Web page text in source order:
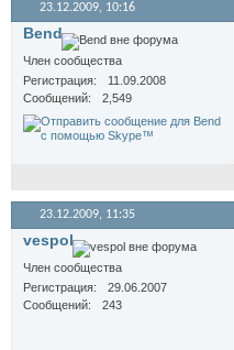
23.12.2009, 10:16
Bend
Член сообщества
Регистрация
11.09.2008
Сообщений
2,549
23.12.2009, 11:35
vespol
Член сообщества
Регистрация
29.06.2007
Сообщений
243